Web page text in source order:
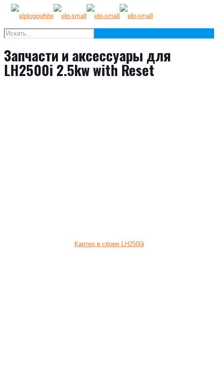
Запчасти и аксессуары для
LH2500i 2.5kw with Reset
Картер в сборе LH2500i